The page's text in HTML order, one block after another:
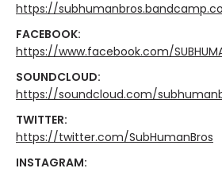
https://
FACEBOOK:
https://www.facebook.com/
SOUNDCLOUD:
https://soundcloud.com/
TWITTER:
https://twitter.com/SubHumanBros
INSTAGRAM: